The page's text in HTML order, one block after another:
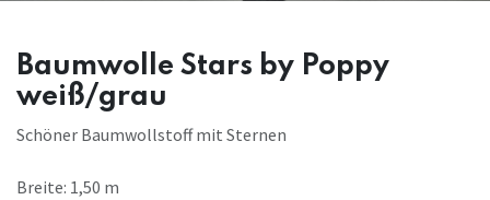
Baumwolle Stars by Poppy
weiß/grau
Schöner Baumwollstoff mit Sternen
Breite: 1,50 m